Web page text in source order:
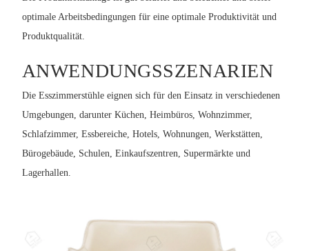
optimale Arbeitsbedingungen für eine optimale Produktivität und
Produktqualität.
ANWENDUNGSSZENARIEN
Die Esszimmerstühle eignen sich für den Einsatz in verschiedenen
Umgebungen, darunter Küchen, Heimbüros, Wohnzimmer,
Schlafzimmer, Essbereiche, Hotels, Wohnungen, Werkstätten,
Bürogebäude, Schulen, Einkaufszentren, Supermärkte und
Lagerhallen.